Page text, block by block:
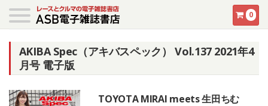
0
AKIBA Spec（アキバスペック） Vol.137 2021年4
月号 電子版
TOYOTA MIRAI meets 生田ちむ